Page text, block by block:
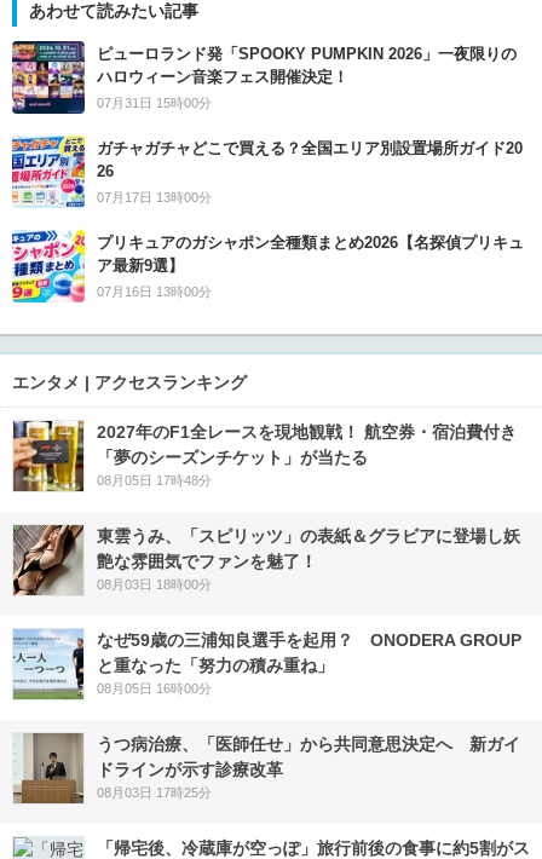
あわせて読みたい記事
ピューロランド発「SPOOKY PUMPKIN 2026」一夜限りの
ハロウィーン音楽フェス開催決定！
07月31日 15時00分
ガチャガチャどこで買える？全国エリア別設置場所ガイド20
26
07月17日 13時00分
プリキュアのガシャポン全種類まとめ2026【名探偵プリキュ
ア最新9選】
07月16日 13時00分
エンタメ | アクセスランキング
2027年のF1全レースを現地観戦！ 航空券・宿泊費付き
「夢のシーズンチケット」が当たる
08月05日 17時48分
東雲うみ、「スピリッツ」の表紙＆グラビアに登場し妖
艶な雰囲気でファンを魅了！
08月03日 18時00分
なぜ59歳の三浦知良選手を起用？ ONODERA GROUP
と重なった「努力の積み重ね」
08月05日 16時00分
うつ病治療、「医師任せ」から共同意思決定へ 新ガイ
ドラインが示す診療改革
08月03日 17時25分
「帰宅後、冷蔵庫が空っぽ」旅行前後の食事に約5割がス